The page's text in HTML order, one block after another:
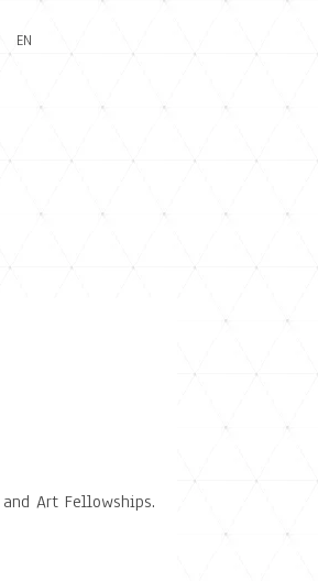
EN
Art Fellowships.